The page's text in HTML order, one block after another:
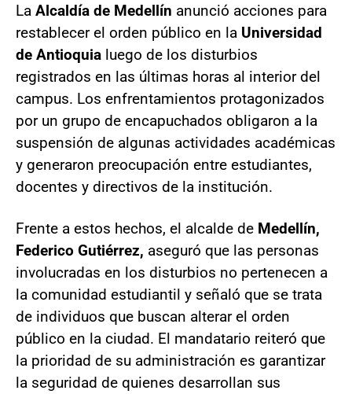
La Alcaldía de Medellín anunció acciones para
restablecer el orden público en la Universidad
de Antioquia luego de los disturbios
registrados en las últimas horas al interior del
campus. Los enfrentamientos protagonizados
por un grupo de encapuchados obligaron a la
suspensión de algunas actividades académicas
y generaron preocupación entre estudiantes,
docentes y directivos de la institución.
Frente a estos hechos, el alcalde de Medellín,
Federico Gutiérrez, aseguró que las personas
involucradas en los disturbios no pertenecen a
la comunidad estudiantil y señaló que se trata
de individuos que buscan alterar el orden
público en la ciudad. El mandatario reiteró que
la prioridad de su administración es garantizar
la seguridad de quienes desarrollan sus